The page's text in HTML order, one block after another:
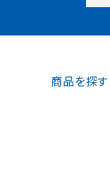
商品を探す